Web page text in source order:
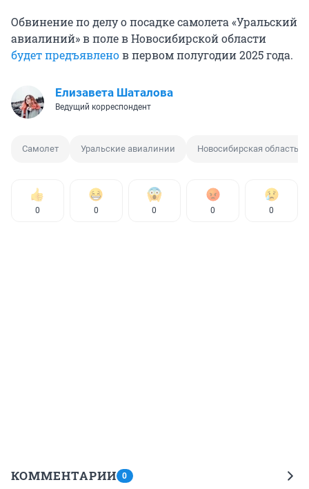
Обвинение по делу о посадке самолета «Уральский
авиалиний» в поле в Новосибирской области
будет предъявленов первом полугодии 2025 года.
Елизавета Шаталова
Ведущий корреспондент
Самолет Уральские авиалинии Новосибирская область
0 0 0 0 0
КОММЕНТАРИИ 0